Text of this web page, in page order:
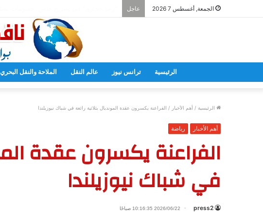
الجمعة, أغسطس 7 2026 عاجل
الرئيسية ترانس نيوز عالم النقل الملاحة والنقل البحري
الرئيسية / أهم الأخبار / الفراعنة يكسرون عقدة المونديال بثلاثية رائعة في شباك نيوزيلندا
أهم الأخبار رياضة
الفراعنة يكسرون عقدة
في شباك نيوزيلندا
press2 2026/06/22 10:16:35 صباحًا